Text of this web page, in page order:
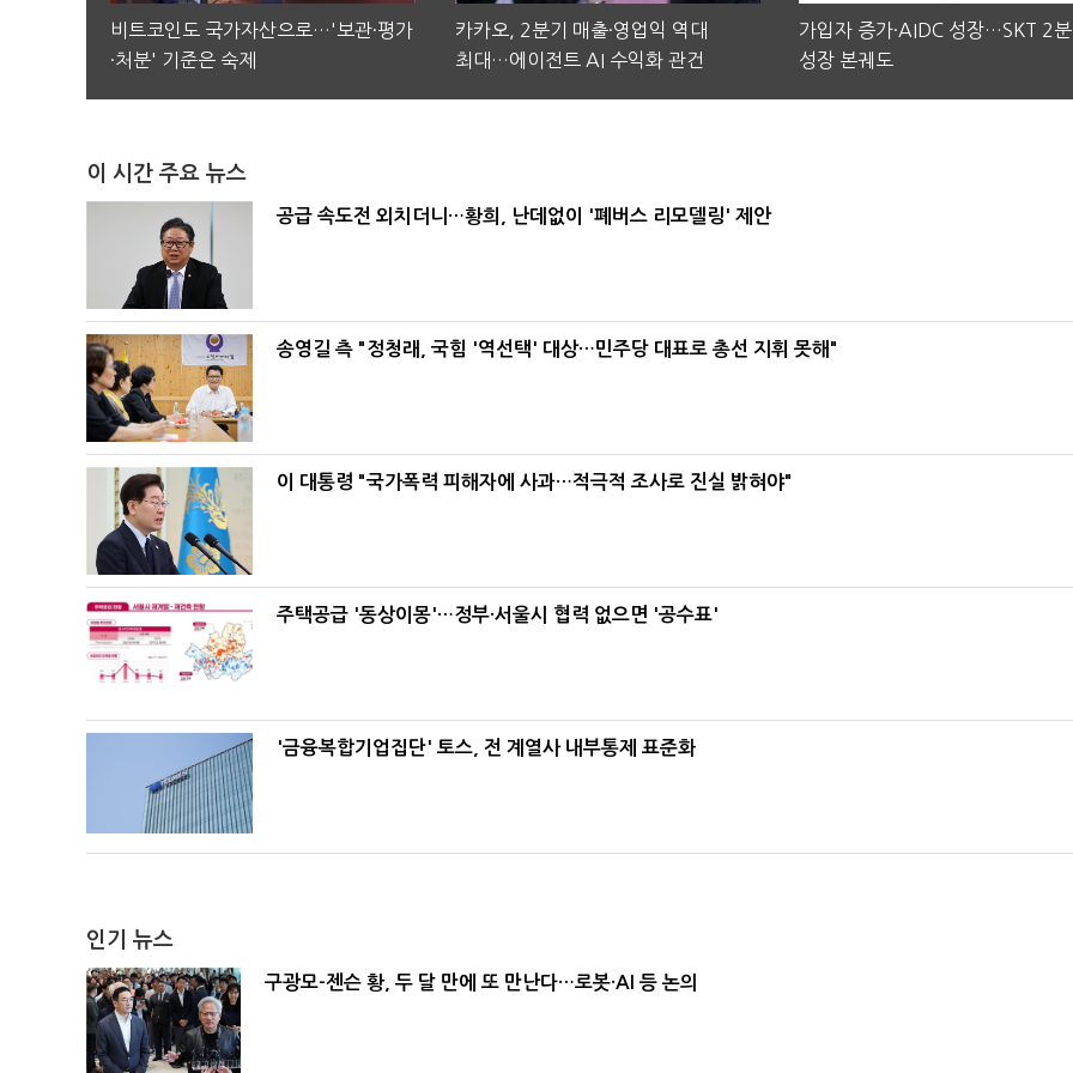
비트코인도 국가자산으로…'보관·평가
·처분' 기준은 숙제
카카오, 2분기 매출·영업익 역대
최대…에이전트 AI 수익화 관건
가입자 증가·AIDC 성장…SKT 2
성장 본궤도
이 시간 주요 뉴스
공급 속도전 외치더니…황희, 난데없이 '폐버스 리모델링' 제안
송영길 측 "정청래, 국힘 '역선택' 대상…민주당 대표로 총선 지휘 못해"
이 대통령 "국가폭력 피해자에 사과…적극적 조사로 진실 밝혀야"
주택공급 '동상이몽'…정부·서울시 협력 없으면 '공수표'
'금융복합기업집단' 토스, 전 계열사 내부통제 표준화
인기 뉴스
구광모-젠슨 황, 두 달 만에 또 만난다…로봇·AI 등 논의